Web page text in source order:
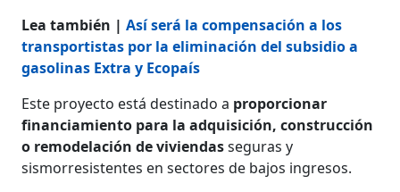
Lea también |Así será la compensación a los
transportistas por la eliminación del subsidio a
gasolinas Extra y Ecopaís
Este proyecto está destinado a proporcionar
financiamiento para la adquisición, construcción
o remodelación de viviendasseguras y
sismorresistentes en sectores de bajos ingresos.